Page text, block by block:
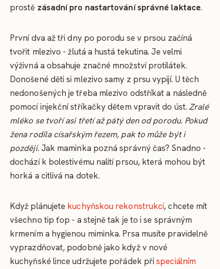
prostě zásadní pro nastartování správné laktace.
První dva až tři dny po porodu se v prsou začíná
tvořit mlezivo - žlutá a hustá tekutina. Je velmi
výživná a obsahuje značné množství protilátek.
Donošené děti si mlezivo samy z prsu vypijí. U těch
nedonošených je třeba mlezivo odstříkat a následně
pomocí injekční stříkačky dětem vpravit do úst.Zralé
mléko se tvoří asi třetí až pátý den od porodu. Pokud
žena rodila císařským řezem, pak to může být i
později.Jak maminka pozná správný čas? Snadno -
dochází k bolestivému nalití prsou, která mohou být
horká a citlivá na dotek.
Když plánujete kuchyňskou rekonstrukci, chcete mít
všechno tip ťop - a stejně tak je to i se správným
krmením a hygienou miminka. Prsa musíte pravidelně
vyprazdňovat, podobně jako když v nové
kuchyňské lince udržujete pořádek přispeciálním